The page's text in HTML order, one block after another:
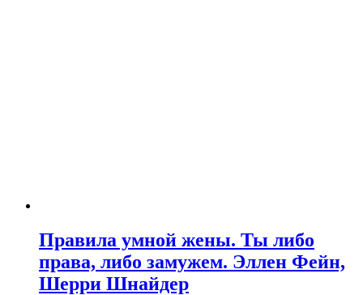
Правила умной жены. Ты либо
права, либо замужем. Эллен Фейн,
Шерри Шнайдер